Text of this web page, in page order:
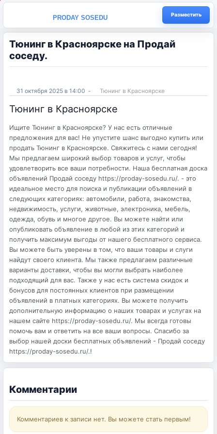
PRODAY SOSEDU Разместить
Тюнинг в Красноярске на Продай
соседу.
31 октября 2025 в 14:00 - Тюнинг в Красноярске
Тюнинг в Красноярске
Ищите Тюнинг в Красноярске? У нас есть отличные
предложения для вас! Не упустите шанс выгодно купить или
продать Тюнинг в Красноярске. Свяжитесь с нами сегодня!
Мы предлагаем широкий выбор товаров и услуг, чтобы
удовлетворить все ваши потребности. Наша бесплатная доска
объявлений Продай соседу https://proday-sosedu.ru/. - это
идеальное место для поиска и публикации объявлений в
следующих категориях: автомобили, работа, знакомства,
недвижимость, услуги, животные, электроника, мебель,
одежда, обувь и многое другое. Вы можете найти или
опубликовать объявление в любой из этих категорий и
получить максимум выгоды от нашего бесплатного сервиса.
Вы можете быть уверены в том, что ваши товары и слуги
найдут своего клиента. Мы также предлагаем различные
варианты доставки, чтобы вы могли выбрать наиболее
подходящий для вас. Также у нас есть система скидок и
бонусов для постоянных клиентов при размещении
объявлений в платных категориях. Вы можете получить
дополнительную информацию о наших товарах и услугах на
нашем сайте https://proday-sosedu.ru/. Мы всегда готовы
помочь вам и ответить на все ваши вопросы. Спасибо за
выбор нашей доски бесплатных объявлений - Продай соседу
https://proday-sosedu.ru/.!
Комментарии
Комментариев к записи нет. Вы можете стать первым!